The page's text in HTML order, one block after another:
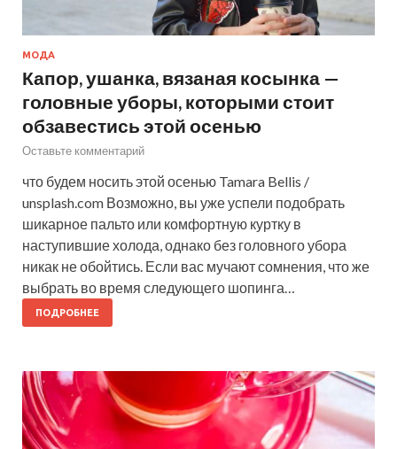
МОДА
Капор, ушанка, вязаная косынка —
головные уборы, которыми стоит
обзавестись этой осенью
Оставьте комментарий
что будем носить этой осенью Tamara Bellis /
unsplash.com Возможно, вы уже успели подобрать
шикарное пальто или комфортную куртку в
наступившие холода, однако без головного убора
никак не обойтись. Если вас мучают сомнения, что же
выбрать во время следующего шопинга…
ПОДРОБНЕЕ